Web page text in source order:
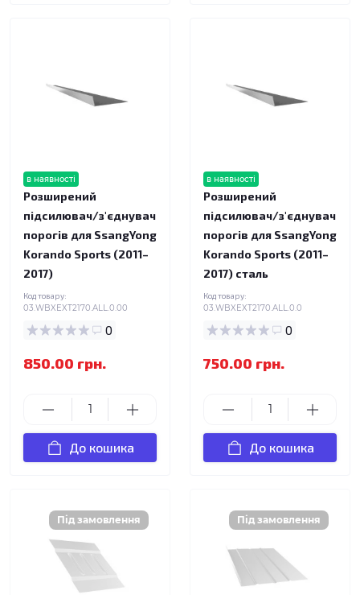
в наявності
Розширений
підсилювач/з'єднувач
порогів для SsangYong
Korando Sports (2011–
2017)
Код товару:
03.WBXEXT2170.ALL.0.00
0
850.00 грн.
До кошика
в наявності
Розширений
підсилювач/з'єднувач
порогів для SsangYong
Korando Sports (2011–
2017) сталь
Код товару:
03.WBXEXT2170.ALL.0.0
0
750.00 грн.
До кошика